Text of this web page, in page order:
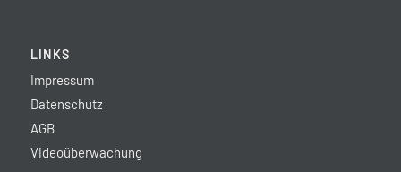
LINKS
Impressum
Datenschutz
AGB
Videoüberwachung